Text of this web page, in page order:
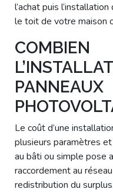
l’achat puis
le toit de votre maison
PANNEAUX
Le coût d’une
plusieurs paramètres
au bâti ou simple pose
raccordement au
redistribution du